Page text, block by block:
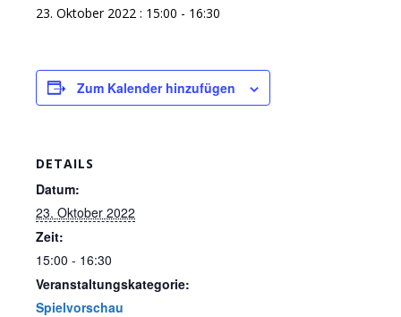
23. Oktober 2022 : 15:00 - 16:30
Zum Kalender hinzufügen
DETAILS
Datum:
23. Oktober 2022
Zeit:
15:00 - 16:30
Veranstaltungskategorie:
Spielvorschau